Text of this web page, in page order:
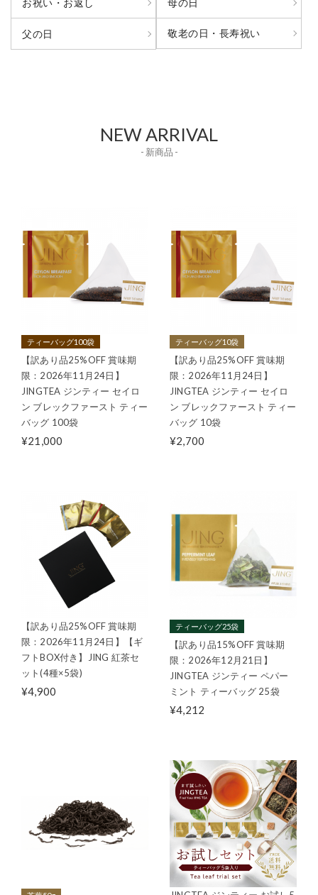
お祝い・お返し 母の日
父の日 敬老の日・長寿祝い
NEW ARRIVAL
- 新商品 -
ティーバッグ100袋
【訳あり品25%OFF 賞味期
限：2026年11月24日】
JINGTEA ジンティー セイロ
ン ブレックファースト ティー
バッグ 100袋
¥21,000
ティーバッグ10袋
【訳あり品25%OFF 賞味期
限：2026年11月24日】
JINGTEA ジンティー セイロ
ン ブレックファースト ティー
バッグ 10袋
¥2,700
【訳あり品25%OFF 賞味期
限：2026年11月24日】【ギ
フトBOX付き】JING 紅茶セ
ット(4種×5袋)
¥4,900
ティーバッグ25袋
【訳あり品15%OFF 賞味期
限：2026年12月21日】
JINGTEA ジンティー ペパー
ミント ティーバッグ 25袋
¥4,212